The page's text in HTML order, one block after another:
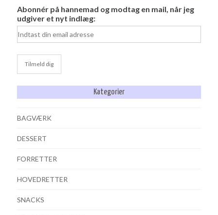
Abonnér på hannemad og modtag en mail, når jeg
udgiver et nyt indlæg:
Kategorier
BAGVÆRK
DESSERT
FORRETTER
HOVEDRETTER
SNACKS